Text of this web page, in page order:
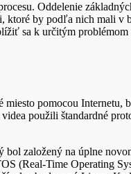
Oddelenie
ktoré by podľa nich mali v
sa k určitým
pomocou Internetu,
použili štandardné
založený na úplne
(Real-Time Operating